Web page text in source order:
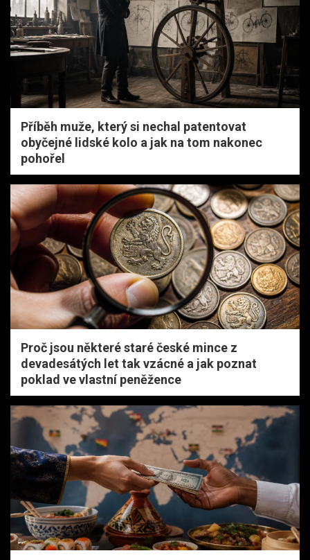
Příběh muže, který si nechal patentovat
obyčejné lidské kolo a jak na tom nakonec
pohořel
Proč jsou některé staré české mince z
devadesátých let tak vzácné a jak poznat
poklad ve vlastní peněžence